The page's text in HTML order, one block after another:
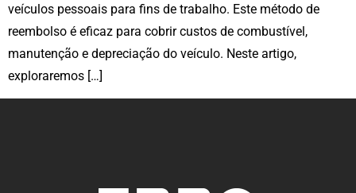
veículos pessoais para fins de trabalho. Este método de
reembolso é eficaz para cobrir custos de combustível,
manutenção e depreciação do veículo. Neste artigo,
exploraremos […]